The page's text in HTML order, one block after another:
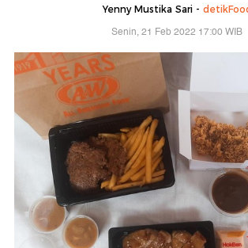
Yenny Mustika Sari -
Senin, 21 Feb 2022 17:00 WIB